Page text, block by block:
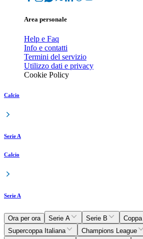
Area personale
Help e Faq
Info e contatti
Termini del servizio
Utilizzo dati e privacy
Cookie Policy
Calcio
Serie A
Calcio
Serie A
Ora per ora Serie A Serie B
Supercoppa Italiana
Champions League